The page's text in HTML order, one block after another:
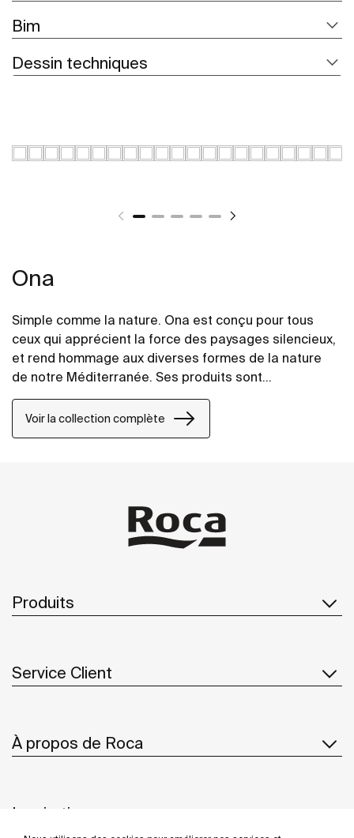
Bim
Dessin techniques
Ona
Simple comme la nature. Ona est conçu pour tous
ceux qui apprécient la force des paysages silencieux,
et rend hommage aux diverses formes de la nature
de notre Méditerranée. Ses produits sont
fonctionnels sans jamais paraître froids, avec une
esthétique marquée, en accord avec la chaleur
inhérente du milieu naturel.
Voir la collection complète
Produits
Service Client
À propos de Roca
Inspiration